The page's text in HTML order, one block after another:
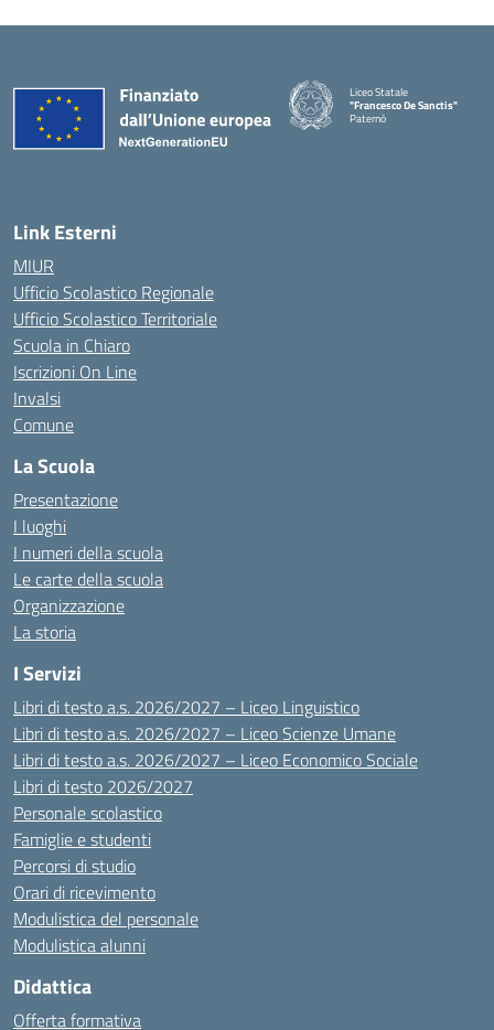
Liceo Statale
"Francesco De Sanctis"
Paternò
Link Esterni
MIUR
Ufficio Scolastico Regionale
Ufficio Scolastico Territoriale
Scuola in Chiaro
Iscrizioni On Line
Invalsi
Comune
La Scuola
Presentazione
I luoghi
I numeri della scuola
Le carte della scuola
Organizzazione
La storia
I Servizi
Libri di testo a.s. 2026/2027 – Liceo Linguistico
Libri di testo a.s. 2026/2027 – Liceo Scienze Umane
Libri di testo a.s. 2026/2027 – Liceo Economico Sociale
Libri di testo 2026/2027
Personale scolastico
Famiglie e studenti
Percorsi di studio
Orari di ricevimento
Modulistica del personale
Modulistica alunni
Didattica
Offerta formativa